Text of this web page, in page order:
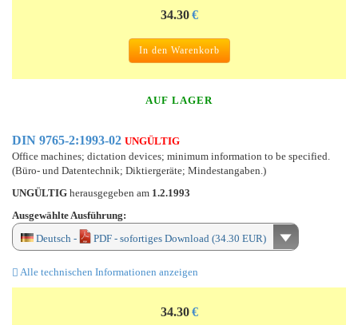
34.30 €
In den Warenkorb
AUF LAGER
DIN 9765-2:1993-02 UNGÜLTIG
Office machines; dictation devices; minimum information to be specified.
(Büro- und Datentechnik; Diktiergeräte; Mindestangaben.)
UNGÜLTIG herausgegeben am 1.2.1993
Ausgewählte Ausführung:
Deutsch -
PDF - sofortiges Download (34.30 EUR)
Alle technischen Informationen anzeigen
34.30 €